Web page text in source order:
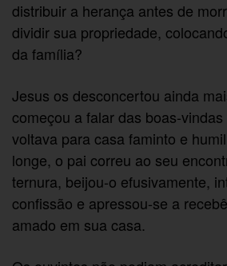
distribuir a herança antes de
dividir sua propriedade,
da família?
Jesus os desconcertou ainda
começou a falar das boas-
voltava para casa faminto e
longe, o pai correu ao seu
ternura, beijou-o efusivamente,
confissão e apressou-se a
amado em sua casa.